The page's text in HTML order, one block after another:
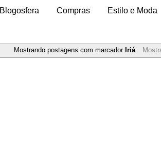
Blogosfera Compras Estilo e Moda
Mostrando postagens com marcador Iriá.